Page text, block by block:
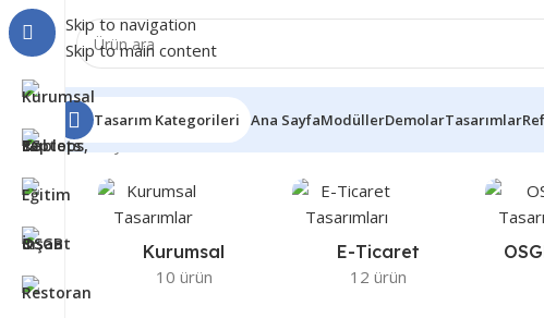
Skip to navigation
Skip to main content
Tasarım Kategorileri Ana SayfaModüllerDemolarTasarımlar
Ana Sayfa Ürünler “medikal tasarım” olarak etiketlendi
Kurumsal
10 ürün
E-Ticaret
12 ürün